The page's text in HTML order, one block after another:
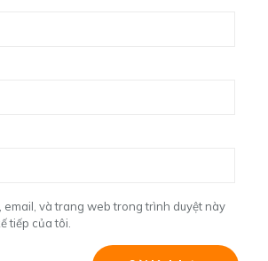
email, và trang web trong trình duyệt này
tiếp của tôi.